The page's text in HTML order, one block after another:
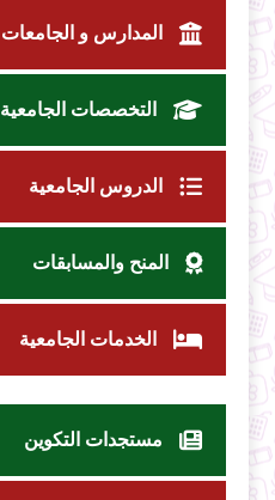
المدارس و الجامعات
التخصصات الجامعية
الدروس الجامعية
المنح والمسابقات
الخدمات الجامعية
مستجدات التكوين